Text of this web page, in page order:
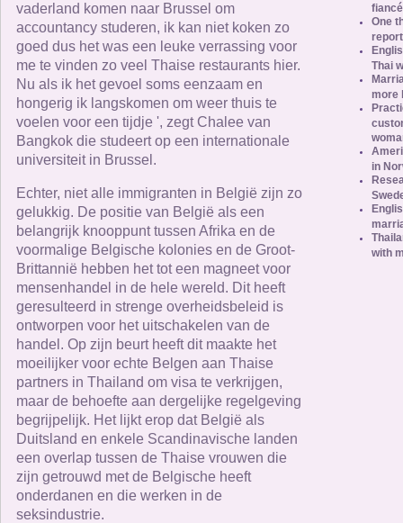
vaderland komen naar Brussel om
accountancy studeren, ik kan niet koken zo
goed dus het was een leuke verrassing voor
me te vinden zo veel Thaise restaurants hier.
Nu als ik het gevoel soms eenzaam en
hongerig ik langskomen om weer thuis te
voelen voor een tijdje ', zegt Chalee van
Bangkok die studeert op een internationale
universiteit in Brussel.
Echter, niet alle immigranten in België zijn zo
gelukkig. De positie van België als een
belangrijk knooppunt tussen Afrika en de
voormalige Belgische kolonies en de Groot-
Brittannië hebben het tot een magneet voor
mensenhandel in de hele wereld. Dit heeft
geresulteerd in strenge overheidsbeleid is
ontworpen voor het uitschakelen van de
handel. Op zijn beurt heeft dit maakte het
moeilijker voor echte Belgen aan Thaise
partners in Thailand om visa te verkrijgen,
maar de behoefte aan dergelijke regelgeving
begrijpelijk. Het lijkt erop dat België als
Duitsland en enkele Scandinavische landen
een overlap tussen de Thaise vrouwen die
zijn getrouwd met de Belgische heeft
onderdanen en die werken in de
seksindustrie.
One
Thai
more
in
with